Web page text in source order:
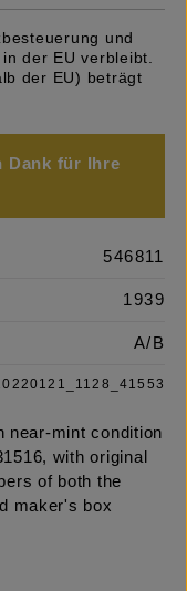
und
der EU verbleibt.
der EU) beträgt
Dank für Ihre
546811
1939
A/B
near-mint condition
with original
of both the
maker's box